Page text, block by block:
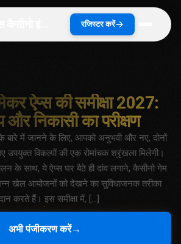
रजिस्टर करें
ऐप्स की समीक्षा 2027:
और निकासी का परीक्षण
बारे में जानने के लिए, आपको अनुभवी और नए, दोनों
उपयुक्त विकल्पों की एक रोमांचक श्रृंखला मिलेगी।
के साथ, ये ऐप्स घर बैठे ही दांव लगाने, कैसीनो गेम
खेल आयोजनों को देखने का सुविधाजनक तरीका
करते हैं। इस समीक्षा में, […]
अभी पंजीकरण करें→